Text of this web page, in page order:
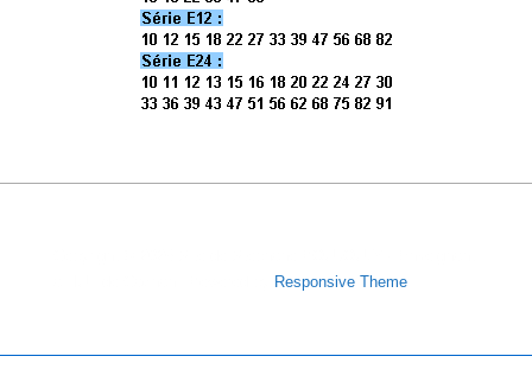
Responsive Theme